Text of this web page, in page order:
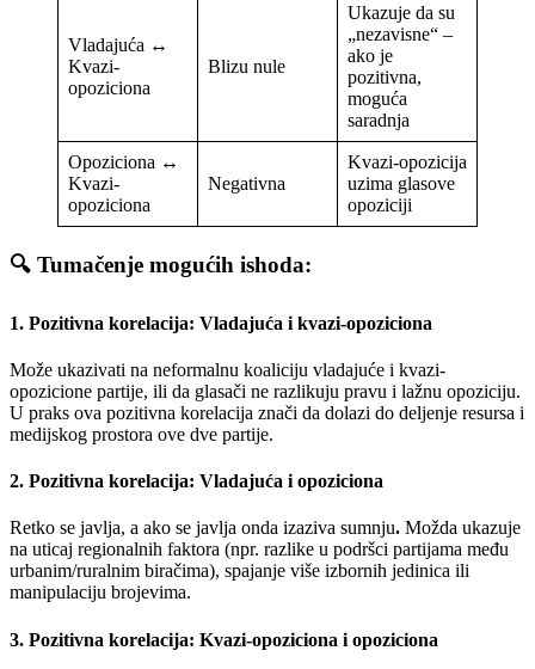
Vladajuća ↔
Kvazi-
opoziciona
Blizu nule
Ukazuje da su
„nezavisne“ –
ako je
pozitivna,
moguća
saradnja
Opoziciona ↔
Kvazi-
opoziciona
Negativna
Kvazi-opozicija
uzima glasove
opoziciji
🔍 Tumačenje mogućih ishoda:
1. Pozitivna korelacija: Vladajuća i kvazi-opoziciona
Može ukazivati na neformalnu koaliciju vladajuće i kvazi-
opozicione partije, ili da glasači ne razlikuju pravu i lažnu opoziciju.
U praks ova pozitivna korelacija znači da dolazi do deljenje resursa i
medijskog prostora ove dve partije.
2. Pozitivna korelacija: Vladajuća i opoziciona
Retko se javlja, a ako se javlja onda izaziva sumnju. Možda ukazuje
na uticaj regionalnih faktora (npr. razlike u podršci partijama među
urbanim/ruralnim biračima), spajanje više izbornih jedinica ili
manipulaciju brojevima.
3. Pozitivna korelacija: Kvazi-opoziciona i opoziciona